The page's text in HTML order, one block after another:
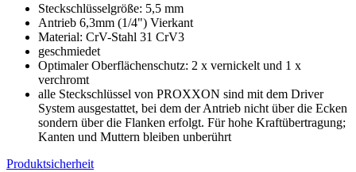
Steckschlüsselgröße: 5,5 mm
Antrieb 6,3mm (1/4") Vierkant
Material: CrV-Stahl 31 CrV3
geschmiedet
Optimaler Oberflächenschutz: 2 x vernickelt und 1 x
verchromt
alle Steckschlüssel von PROXXON sind mit dem Driver
System ausgestattet, bei dem der Antrieb nicht über die Ecken
sondern über die Flanken erfolgt. Für hohe Kraftübertragung;
Kanten und Muttern bleiben unberührt
Produktsicherheit